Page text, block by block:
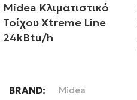
Midea Κλιματιστικό
Τοίχου Xtreme Line
24kBtu/h
BRAND Midea